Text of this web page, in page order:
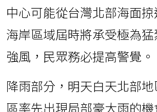
中心可能從台灣北部海面
海岸區域屆時將承受極為
強風，民眾務必提高警覺。
降雨部分，明天白天北部
區率先出現局部豪大雨的